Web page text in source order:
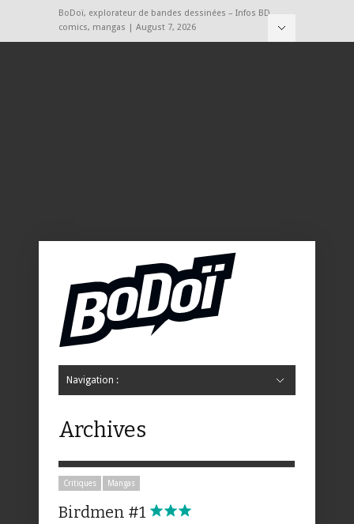
BoDoï, explorateur de bandes dessinées – Infos BD,
comics, mangas | August 7, 2026
Navigation :
Archives
Critiques Mangas
Birdmen #1